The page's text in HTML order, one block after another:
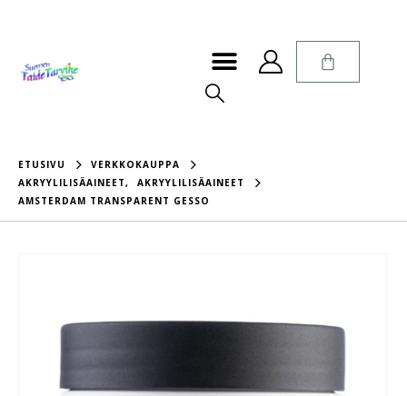
ETUSIVU
VERKKOKAUPPA
AKRYYLILISÄAINEET,
AKRYYLILISÄAINEET
AMSTERDAM TRANSPARENT GESSO